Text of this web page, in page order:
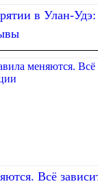
в Улан-
Всё